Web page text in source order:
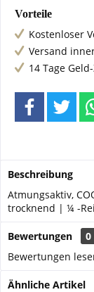
Vorteile
Kostenloser
Versand
14 Tage
Beschreibung
Atmungsaktiv,
trocknend | ¼ -
Bewertungen
0
Bewertungen
Ähnliche Artikel